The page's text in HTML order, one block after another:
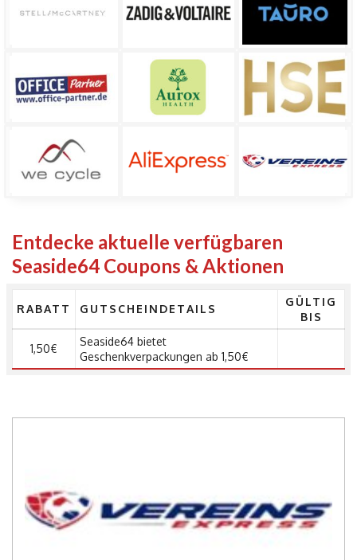
Entdecke aktuelle verfügbaren
Seaside64 Coupons & Aktionen
RABATT GUTSCHEINDETAILS
GÜLTIG
BIS
1,50€
Seaside64 bietet
Geschenkverpackungen ab 1,50€